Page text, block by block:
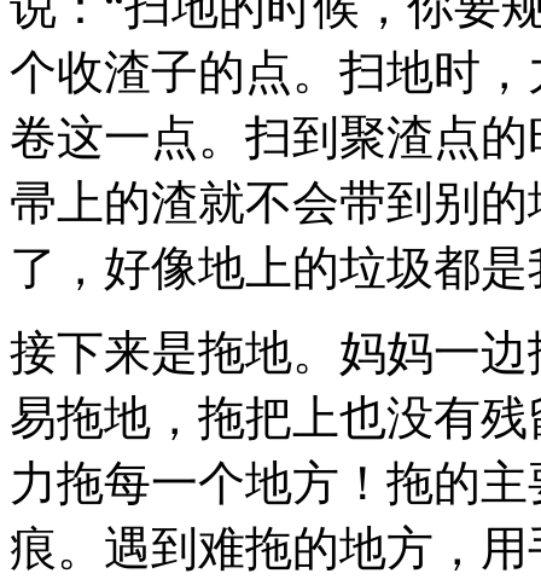
个收渣子的点。扫地时
卷这一点。扫到聚渣点
帚上的渣就不会带到别
了，好像地上的垃圾都
接下来是拖地。妈妈一
易拖地，拖把上也没有
力拖每一个地方！拖的
痕。遇到难拖的地方，